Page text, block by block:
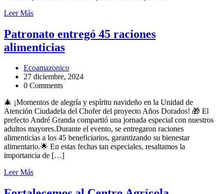
Leer Más
Patronato entregó 45 raciones
alimenticias
Ecoamazonico
27 diciembre, 2024
0 Comments
🎄 ¡Momentos de alegría y espíritu navideño en la Unidad de
Atención Ciudadela del Chofer del proyecto Años Dorados! 🎁 El
prefecto André Granda compartió una jornada especial con nuestros
adultos mayores.Durante el evento, se entregaron raciones
alimenticias a los 45 beneficiarios, garantizando su bienestar
alimentario.🌟 En estas fechas tan especiales, resaltamos la
importancia de […]
Leer Más